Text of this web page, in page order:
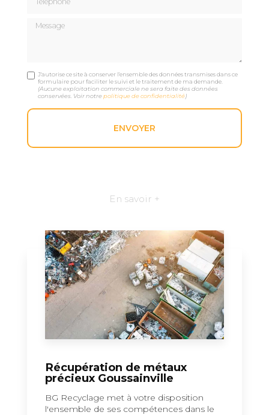
Message
J'autorise ce site à conserver l'ensemble des données transmises dans ce
formulaire pour faciliter le suivi et le traitement de ma demande.
(Aucune exploitation commerciale ne sera faite des données
conservées. Voir notrepolitique de confidentialité)
En savoir +
Récupération de métaux
précieux Goussainville
BG Recyclage met à votre disposition
l'ensemble de ses compétences dans le